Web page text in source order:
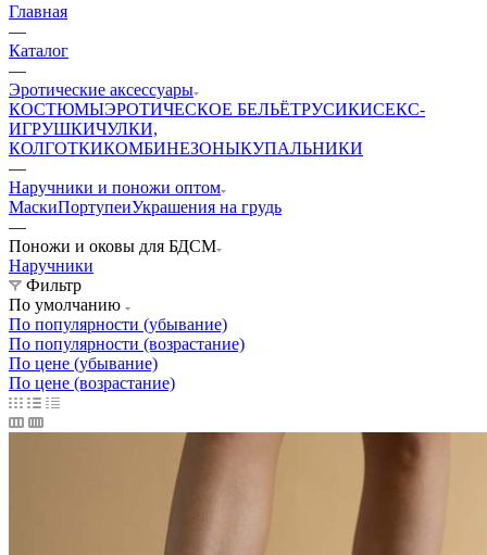
Главная
—
Каталог
—
Эротические аксессуары
КОСТЮМЫЭРОТИЧЕСКОЕ БЕЛЬЁТРУСИКИСЕКС-
ИГРУШКИЧУЛКИ,
КОЛГОТКИКОМБИНЕЗОНЫКУПАЛЬНИКИ
—
Наручники и поножи оптом
МаскиПортупеиУкрашения на грудь
—
Поножи и оковы для БДСМ
Наручники
Фильтр
По умолчанию
По популярности (убывание)
По популярности (возрастание)
По цене (убывание)
По цене (возрастание)